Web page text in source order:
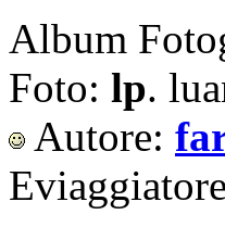
Album
Foto: lp.
Autore: